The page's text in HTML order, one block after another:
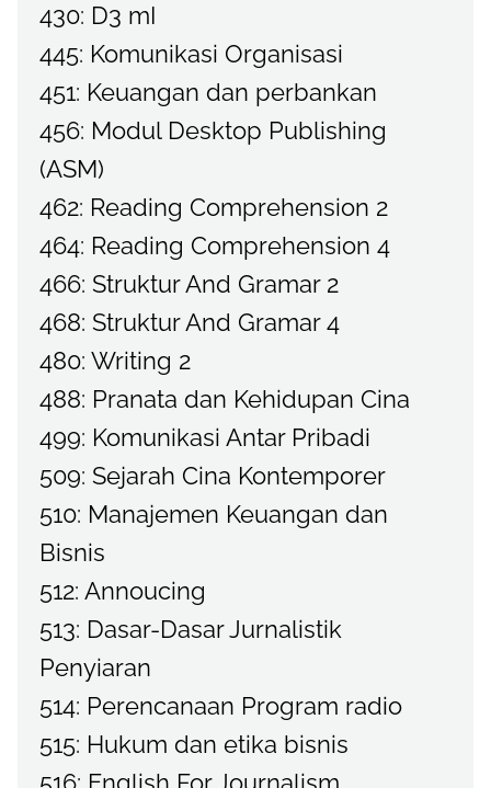
430: D3 mI
445: Komunikasi Organisasi
451: Keuangan dan perbankan
456: Modul Desktop Publishing
(ASM)
462: Reading Comprehension 2
464: Reading Comprehension 4
466: Struktur And Gramar 2
468: Struktur And Gramar 4
480: Writing 2
488: Pranata dan Kehidupan Cina
499: Komunikasi Antar Pribadi
509: Sejarah Cina Kontemporer
510: Manajemen Keuangan dan
Bisnis
512: Annoucing
513: Dasar-Dasar Jurnalistik
Penyiaran
514: Perencanaan Program radio
515: Hukum dan etika bisnis